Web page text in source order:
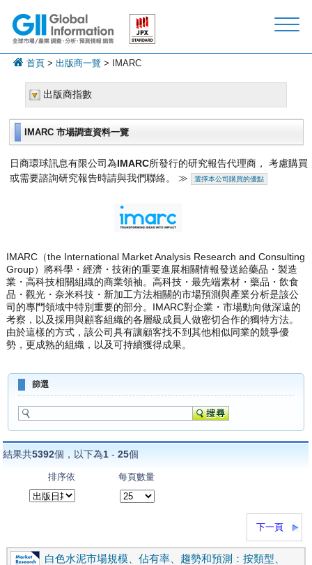
首頁 >出版商一覽 > IMARC
出版商指數
IMARC 市場調查資料一覽
日商環球訊息有限公司為IMARC所發行的研究報告代理商， 考慮購買
或需要諮詢研究報告時請與我們聯絡。 ≫
選擇本公司購買的優點
IMARC（the International Market Analysis Research and Consulting
Group）將科學・經濟・技術的重要進展相關情報發送給藥品・製造
業・高科技相關組織的商業領袖。高科技・最先端素材・藥品・飲食
品・觀光・奈米科技・新加工方法相關的市場預測與產業分析是該公
司的專門領域中特別重要的部分。IMARC對企業・市場動向做深遠的
考察，以及採用與顧客組織的各層級成員人做密切合作的獨特方法。
由於這樣的方式，該公司具有讓顧客找不到其他相似同業的競爭優
勢，更成熟的組織，以及可持續獲得成果。
篩選
結果共5392個，以下為1 -25個
排序依 每頁數量
下一頁
白色水泥市場規模、佔有率、趨勢和預測：按類型、